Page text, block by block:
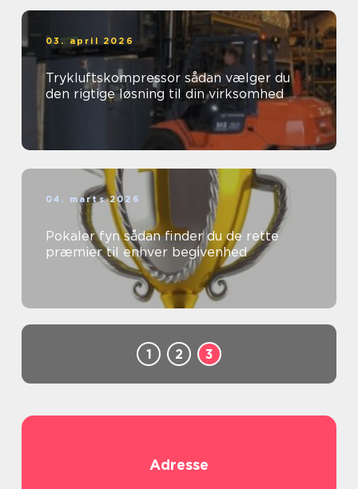
03. april 2026
Trykluftskompressor sådan vælger du
den rigtige løsning til din virksomhed
04. marts 2026
Pokaler fyn sådan finder du de rette
præmier til enhver begivenhed
1 2 3
Adresse